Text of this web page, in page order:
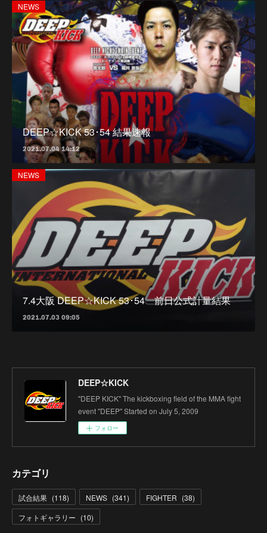
NEWS
DEEP☆KICK 53･54 結果速報
2021.07.04 14:12
NEWS
7.4大阪 DEEP☆KICK 53･54 前日公式計量結果
2021.07.03 09:05
DEEP☆KICK
"DEEP KICK" The kickboxing field of the MMA fight
event "DEEP" Started on July 5, 2009
フォロー
カテゴリ
試合結果 (118) NEWS (341) FIGHTER (38)
フォトギャラリー (10)